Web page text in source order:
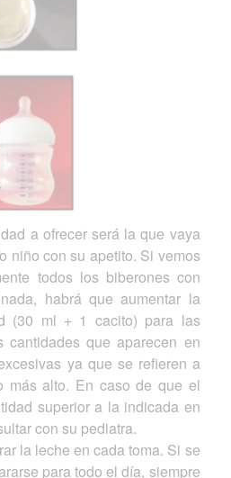
a ofrecer será la que vaya
niño con su apetito. Si vemos
todos los biberones con
habrá que aumentar la
(30 ml + 1 cacito) para las
cantidades que aparecen en
ya que se refieren a
más alto. En caso de que el
superior a la indicada en
con su pediatra.
la leche en cada toma. Si se
para todo el día, siempre